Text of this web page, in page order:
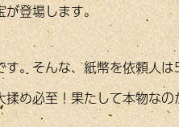
登場します。
。そんな、紙幣を依頼人
め必至！果たして本物な